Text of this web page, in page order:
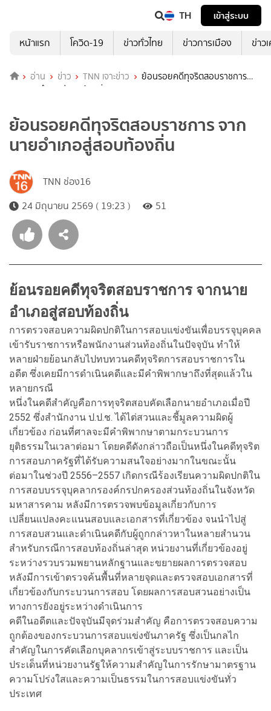
TH
เข้าสู่ระบบ
หน้าแรก
โควิด-19 ข่าวทั่วไทย ข่าวการเมือง ข่าว
อ่าน ข่าว TNN เจาะข่าว
ย้อนรอยคดีทุจริตสอบราชการ
จากนายอำเภอสู่สอบท้องถิ่น
ย้อนรอยคดีทุจริตสอบราชการ จาก
นายอำเภอสู่สอบท้องถิ่น
TNN ช่อง16
24 มิถุนายน 2569 ( 19:23 )
51
ย้อนรอยคดีทุจริตสอบราชการ จากนาย
อำเภอสู่สอบท้องถิ่น
การตรวจสอบความผิดปกติในการสอบแข่งขันเพื่อบรรจุบุคคล
เข้ารับราชการหรือพนักงานส่วนท้องถิ่นในปัจจุบัน ทำให้
หลายฝ่ายย้อนกลับไปทบทวนคดีทุจริตการสอบราชการใน
อดีต ซึ่งเคยมีการดำเนินคดีและมีคำพิพากษาถึงที่สุดแล้วใน
หลายกรณี
หนึ่งในคดีสำคัญคือการทุจริตสอบคัดเลือกนายอำเภอเมื่อปี
2552 ซึ่งสำนักงาน ป.ป.ช. ได้ไต่สวนและชี้มูลความผิดผู้
เกี่ยวข้อง ก่อนที่ศาลจะมีคำพิพากษาตามกระบวนการ
ยุติธรรมในเวลาต่อมา โดยคดีดังกล่าวถือเป็นหนึ่งในคดีทุจริต
การสอบภาครัฐที่ได้รับความสนใจอย่างมากในขณะนั้น
ต่อมาในช่วงปี 2556–2557 เกิดกรณีร้องเรียนความผิดปกติใน
การสอบบรรจุบุคลากรองค์กรปกครองส่วนท้องถิ่นในจังหวัด
มหาสารคาม หลังมีการตรวจพบข้อมูลเกี่ยวกับการ
เปลี่ยนแปลงคะแนนสอบและเอกสารที่เกี่ยวข้อง จนนำไปสู่
การสอบสวนและดำเนินคดีกับผู้ถูกกล่าวหาในหลายสำนวน
สำหรับกรณีการสอบท้องถิ่นล่าสุด หน่วยงานที่เกี่ยวข้องอยู่
ระหว่างรวบรวมพยานหลักฐานและขยายผลการตรวจสอบ
หลังมีการเข้าตรวจค้นพื้นที่หลายจุดและตรวจสอบเอกสารที่
เกี่ยวข้องกับกระบวนการสอบ โดยผลการสอบสวนอย่างเป็น
ทางการยังอยู่ระหว่างดำเนินการ
คดีในอดีตและปัจจุบันมีจุดร่วมสำคัญ คือการตรวจสอบความ
ถูกต้องของกระบวนการสอบแข่งขันภาครัฐ ซึ่งเป็นกลไก
สำคัญในการคัดเลือกบุคลากรเข้าสู่ระบบราชการ และเป็น
ประเด็นที่หน่วยงานรัฐให้ความสำคัญในการรักษามาตรฐาน
ความโปร่งใสและความเป็นธรรมในการสอบแข่งขันทั่ว
ประเทศ